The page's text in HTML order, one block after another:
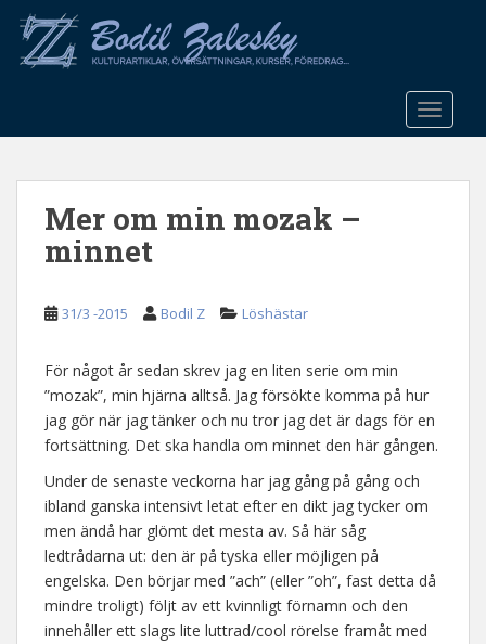
o
Mer om min mozak –
minnet
31/3 -2015 Bodil Z Löshästar
För något år sedan skrev jag en liten serie om min
”mozak”, min hjärna alltså. Jag försökte komma på hur
jag gör när jag tänker och nu tror jag det är dags för en
fortsättning. Det ska handla om minnet den här gången.
Under de senaste veckorna har jag gång på gång och
ibland ganska intensivt letat efter en dikt jag tycker om
men ändå har glömt det mesta av. Så här såg
ledtrådarna ut: den är på tyska eller möjligen på
engelska. Den börjar med ”ach” (eller ”oh”, fast detta då
mindre troligt) följt av ett kvinnligt förnamn och den
innehåller ett slags lite luttrad/cool rörelse framåt med